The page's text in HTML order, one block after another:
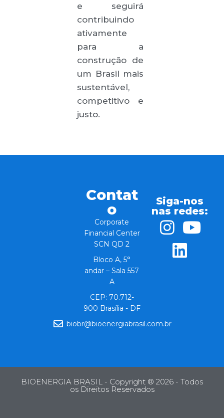
e seguirá
contribuindo
ativamente
para a
construção de
um Brasil mais
sustentável,
competitivo e
justo.
Contat
o
Corporate
Financial Center
SCN QD 2
Bloco A, 5°
andar – Sala 557
A
CEP: 70.712-
900 Brasília - DF
biobr@bioenergiabrasil.com.br
Siga-nos
nas redes:
BIOENERGIA BRASIL - Copyright ® 2026 - Todos
os Direitos Reservados